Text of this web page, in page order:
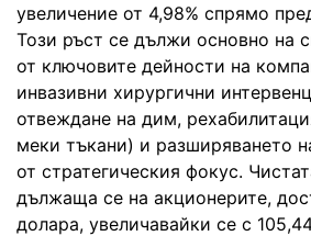
увеличение от 4,98% спрямо
Този ръст се дължи основно на
от ключовите дейности на
инвазивни хирургични
отвеждане на дим,
меки тъкани) и разширяването
от стратегическия фокус.
дължаща се на акционерите,
долара, увеличавайки се с